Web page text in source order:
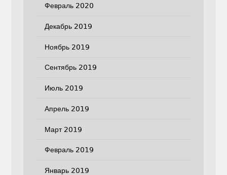
Февраль 2020
Декабрь 2019
Ноябрь 2019
Сентябрь 2019
Июль 2019
Апрель 2019
Март 2019
Февраль 2019
Январь 2019